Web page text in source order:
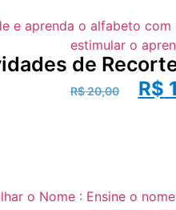
de
R$20,00 R$